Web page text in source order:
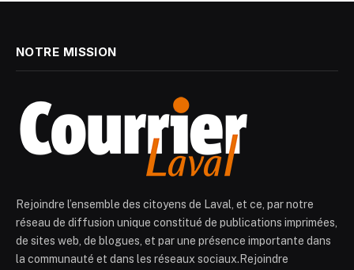
NOTRE MISSION
Rejoindre l’ensemble des citoyens de Laval, et ce, par notre
réseau de diffusion unique constitué de publications imprimées,
de sites web, de blogues, et par une présence importante dans
la communauté et dans les réseaux sociaux.Rejoindre